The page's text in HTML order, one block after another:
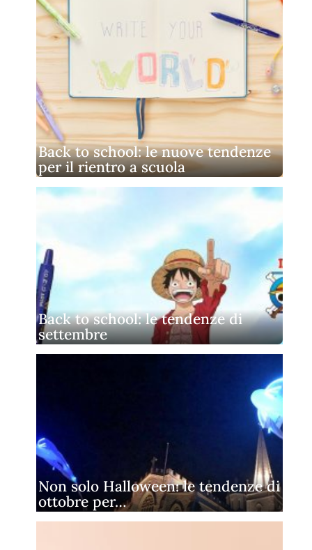
Back to school: le nuove tendenze
per il rientro a scuola
Back to school: le tendenze di
settembre
Non solo Halloween: le tendenze di
ottobre per…